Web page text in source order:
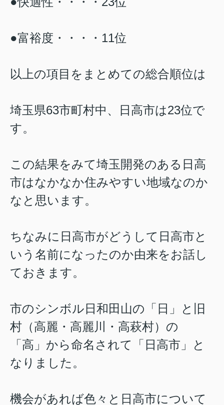
●富裕度・・・・11位
以上の項目をまとめての総合順位は
埼玉県63市町村中、日高市は23位で
す。
この結果をみて埼玉開発のある日高
市はなかなか住みやすい地域なのか
なと思います。
ちなみに日高市がどうして日高市と
いう名前になったのか由来をお話し
ておきます。
市のシンボル日和田山の「日」と旧
村（高麗・高麗川・高萩村）の
「高」から命名されて「日高市」と
なりました。
機会があれば色々と日高市について